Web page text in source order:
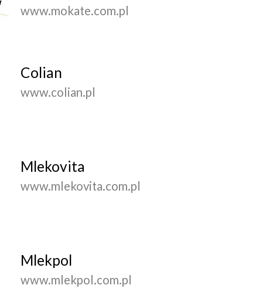
www.mokate.com.pl
Colian
www.colian.pl
Mlekovita
www.mlekovita.com.pl
Mlekpol
www.mlekpol.com.pl